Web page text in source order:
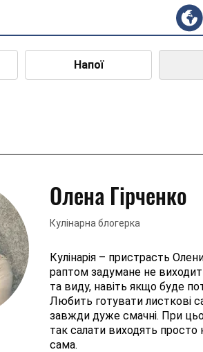
Напої
Олена Гірченко
Кулінарна блогерка
Кулінарія – пристрасть
раптом задумане не
та виду, навіть якщо буде
Любить готувати листкові
завжди дуже смачні. При
так салати виходять
сама.